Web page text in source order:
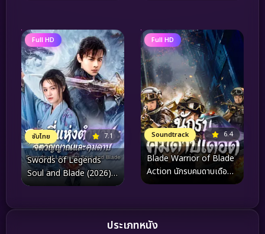
Full HD
ซับไทย 7.1
Swords of Legends
Soul and Blade (2026)
กระบี่แห่งตำนาน จิต
Full HD
Soundtrack 6.4
Blade Warrior of Blade
Action นักรบคมดาบเดือด
(2026)
ประเภทหนัง